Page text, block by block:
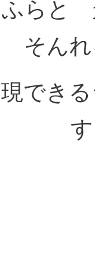
らと
そんれ
でき